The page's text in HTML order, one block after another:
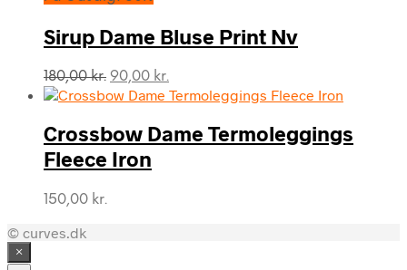
250,00 kr.. 125,00 kr..
Sirup Dame Bluse Print Nv
180,00kr. Den
oprindelige
var:
180,00 kr..
90,00 kr.
aktuelle
er:
90,00 kr..
Crossbow Dame Termoleggings
Fleece Iron
150,00 kr.
© curves.dk
×